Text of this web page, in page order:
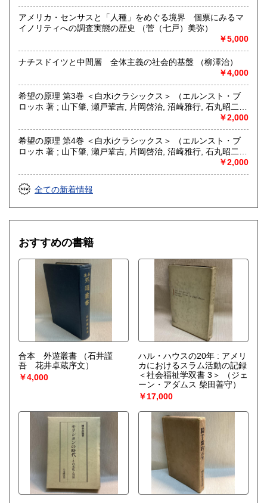
哲学宗教、社会科学、自然科学、美術工芸、外国文学、近代
文献、趣味、古書一般（その他）
フェミニズム、クィア・スタディーズ等ジェンダー研究。精
アメリカ・センサスと「人種」をめぐる境界 個票にみるマ
イノリティへの調査実態の歴史 （菅（七戸）美弥）
￥5,000
ナチスドイツと中間層 全体主義の社会的基盤 （柳澤治）
￥4,000
希望の原理 第3巻 ＜白水iクラシックス＞ （エルンスト・ブ
ロッホ 著 ; 山下肇, 瀬戸鞏吉, 片岡啓治, 沼崎雅行, 石丸昭二,
￥2,000
希望の原理 第4巻 ＜白水iクラシックス＞ （エルンスト・ブ
ロッホ 著 ; 山下肇, 瀬戸鞏吉, 片岡啓治, 沼崎雅行, 石丸昭二,
￥2,000
全ての新着情報
おすすめの書籍
合本 外遊叢書
（石井謹
吾 花井卓蔵序文）
￥4,000
ハル・ハウスの20年 : アメリ
カにおけるスラム活動の記録
＜社会福祉学双書 3＞
（ジェ
ーン・アダムス 柴田善守）
￥17,000